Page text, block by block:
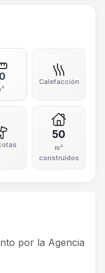
Calefacción
50
m²
construidos
por la Agencia